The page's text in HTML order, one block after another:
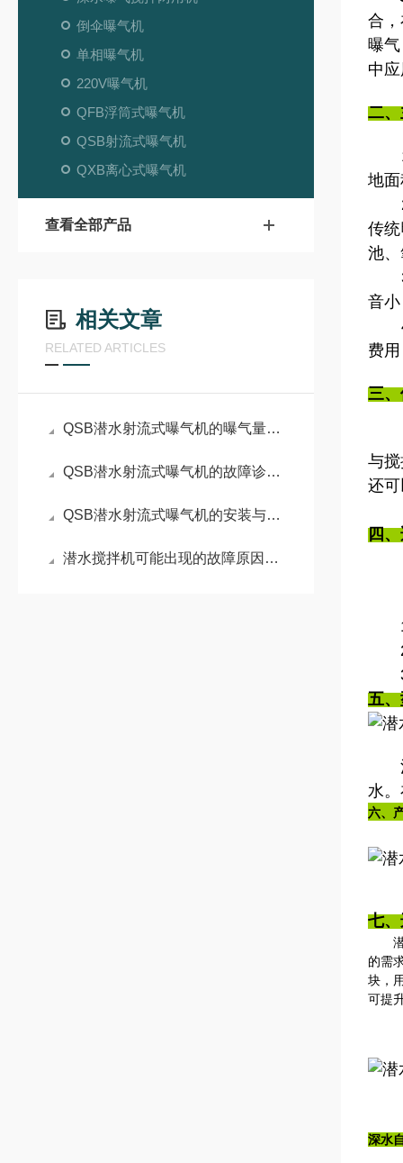
倒伞曝气机
单相曝气机
220V曝气机
QFB浮筒式曝气机
QSB射流式曝气机
QXB离心式曝气机
查看全部产品
相关文章
RELATED ARTICLES
QSB潜水射流式曝气机的曝气量与适用范围
QSB潜水射流式曝气机的故障诊断与排除
QSB潜水射流式曝气机的安装与调试
潜水搅拌机可能出现的故障原因，采用对应的解决方法
合
曝
中
二、
1
地
2
传
池
3
音
4
费
三、
与
还
四
1
2
3
五
注
水
六、
七
潜
的需
块，
可提
深水